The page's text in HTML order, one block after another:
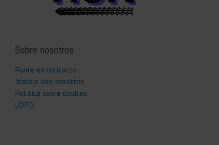
Sobre nosotros
Ponte en contacto
Trabaja con nosotros
Política sobre cookies
LOPD